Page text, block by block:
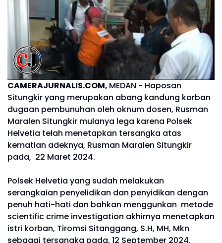
CAMERAJURNALIS.COM, MEDAN - Haposan
Situngkir yang merupakan abang kandung korban
dugaan pembunuhan oleh oknum dosen, Rusman
Maralen Situngkir mulanya lega karena Polsek
Helvetia telah menetapkan tersangka atas
kematian adeknya, Rusman Maralen Situngkir
pada, 22 Maret 2024.
Polsek Helvetia yang sudah melakukan
serangkaian penyelidikan dan penyidikan dengan
penuh hati-hati dan bahkan menggunkan metode
scientific crime investigation akhirnya menetapkan
istri korban, Tiromsi Sitanggang, S.H, MH, Mkn
sebagai tersangka pada, 12 September 2024.